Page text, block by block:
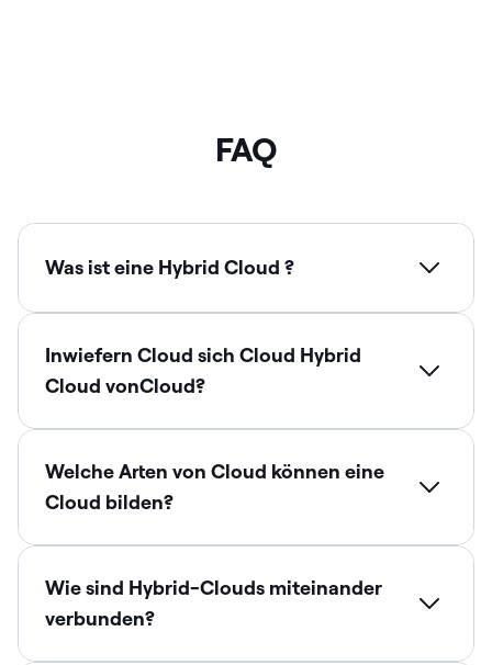
FAQ
Was ist eine Hybrid Cloud ?
Inwiefern Cloud sich Cloud Hybrid
Cloud vonCloud?
Welche Arten von Cloud können eine
Cloud bilden?
Wie sind Hybrid-Clouds miteinander
verbunden?